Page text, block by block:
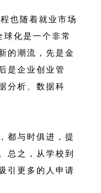
也随着就业市场
化是一个非常
的潮流，先是金
是企业创业管
分析、数据科
都与时俱进，提
总之，从学校到
引更多的人申请